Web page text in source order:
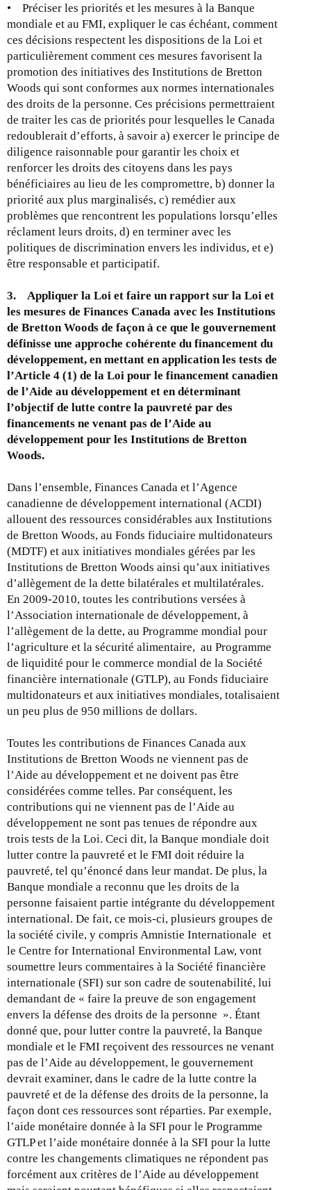
• Préciser les priorités et les mesures à la Banque
mondiale et au FMI, expliquer le cas échéant, comment
ces décisions respectent les dispositions de la Loi et
particulièrement comment ces mesures favorisent la
promotion des initiatives des Institutions de Bretton
Woods qui sont conformes aux normes internationales
des droits de la personne. Ces précisions permettraient
de traiter les cas de priorités pour lesquelles le Canada
redoublerait d’efforts, à savoir a) exercer le principe de
diligence raisonnable pour garantir les choix et
renforcer les droits des citoyens dans les pays
bénéficiaires au lieu de les compromettre, b) donner la
priorité aux plus marginalisés, c) remédier aux
problèmes que rencontrent les populations lorsqu’elles
réclament leurs droits, d) en terminer avec les
politiques de discrimination envers les individus, et e)
être responsable et participatif.
3. Appliquer la Loi et faire un rapport sur la Loi et
les mesures de Finances Canada avec les Institutions
de Bretton Woods de façon à ce que le gouvernement
définisse une approche cohérente du financement du
développement, en mettant en application les tests de
l’Article 4 (1) de la Loi pour le financement canadien
de l’Aide au développement et en déterminant
l’objectif de lutte contre la pauvreté par des
financements ne venant pas de l’Aide au
développement pour les Institutions de Bretton
Woods.
Dans l’ensemble, Finances Canada et l’Agence
canadienne de développement international (ACDI)
allouent des ressources considérables aux Institutions
de Bretton Woods, au Fonds fiduciaire multidonateurs
(MDTF) et aux initiatives mondiales gérées par les
Institutions de Bretton Woods ainsi qu’aux initiatives
d’allègement de la dette bilatérales et multilatérales.
En 2009-2010, toutes les contributions versées à
l’Association internationale de développement, à
l’allègement de la dette, au Programme mondial pour
l’agriculture et la sécurité alimentaire, au Programme
de liquidité pour le commerce mondial de la Société
financière internationale (GTLP), au Fonds fiduciaire
multidonateurs et aux initiatives mondiales, totalisaient
un peu plus de 950 millions de dollars.
Toutes les contributions de Finances Canada aux
Institutions de Bretton Woods ne viennent pas de
l’Aide au développement et ne doivent pas être
considérées comme telles. Par conséquent, les
contributions qui ne viennent pas de l’Aide au
développement ne sont pas tenues de répondre aux
trois tests de la Loi. Ceci dit, la Banque mondiale doit
lutter contre la pauvreté et le FMI doit réduire la
pauvreté, tel qu’énoncé dans leur mandat. De plus, la
Banque mondiale a reconnu que les droits de la
personne faisaient partie intégrante du développement
international. De fait, ce mois-ci, plusieurs groupes de
la société civile, y compris Amnistie Internationale et
le Centre for International Environmental Law, vont
soumettre leurs commentaires à la Société financière
internationale (SFI) sur son cadre de soutenabilité, lui
demandant de « faire la preuve de son engagement
envers la défense des droits de la personne ». Étant
donné que, pour lutter contre la pauvreté, la Banque
mondiale et le FMI reçoivent des ressources ne venant
pas de l’Aide au développement, le gouvernement
devrait examiner, dans le cadre de la lutte contre la
pauvreté et de la défense des droits de la personne, la
façon dont ces ressources sont réparties. Par exemple,
l’aide monétaire donnée à la SFI pour le Programme
GTLP et l’aide monétaire donnée à la SFI pour la lutte
contre les changements climatiques ne répondent pas
forcément aux critères de l’Aide au développement